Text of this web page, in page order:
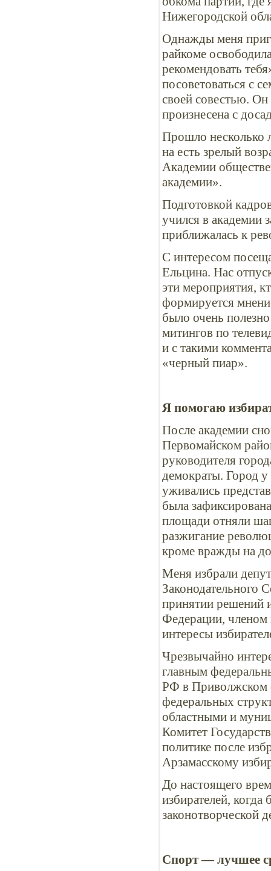
Нижегородской
Однажды меня
райкоме
рекомендовать
посоветоваться с
своей совестью.
произнесена с
Прошло несколько
на есть зрелый
Академии
академии».
Подготовкой
учился в академии
приближалась к
С интересом
Ельцина. Нас
эти мероприятия,
формируется
было очень
митингов по
и с такими
«черный пиар».
Я помогаю
После академии
Первомайском
руководителя
демократы. Город
уживались
была
площади отняли
разжигание
кроме вражды на
Меня избрали
Законодательного
принятии решений
Федерации, членом
интересы
Чрезвычайно
главным
РФ в Приволжском
федеральных
областными и
Комитет
политике после
Арзамасскому
До настоящего
избирателей,
законотворческой
Спорт — лучшее